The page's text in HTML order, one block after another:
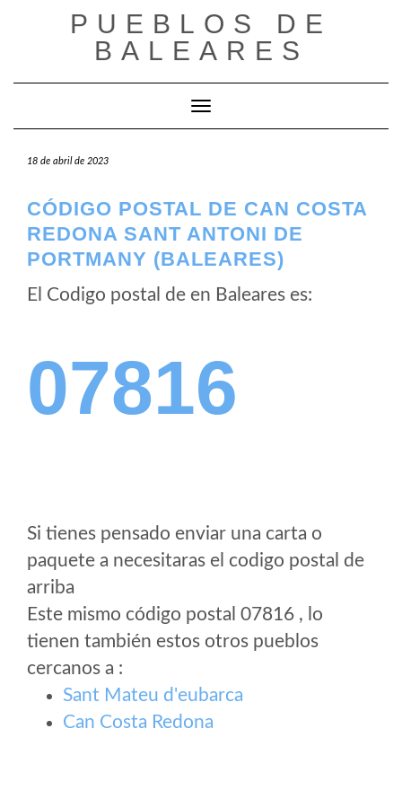
PUEBLOS DE
BALEARES
Cambiar modo de navegación
18 de abril de 2023
CÓDIGO POSTAL DE CAN COSTA
REDONA SANT ANTONI DE
PORTMANY (BALEARES)
El Codigo postal de en Baleares es:
07816
Si tienes pensado enviar una carta o
paquete a necesitaras el codigo postal de
arriba
Este mismo código postal 07816 , lo
tienen también estos otros pueblos
cercanos a :
Sant Mateu d'eubarca
Can Costa Redona